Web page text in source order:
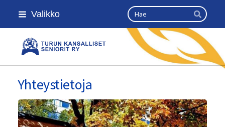
Siirry
sivun
Valikko Haku
Hae
Turun kansalliset seniorit ry
Yhteystietoja